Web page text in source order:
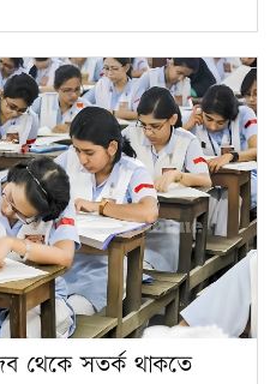
থেকে সতর্ক থাকতে